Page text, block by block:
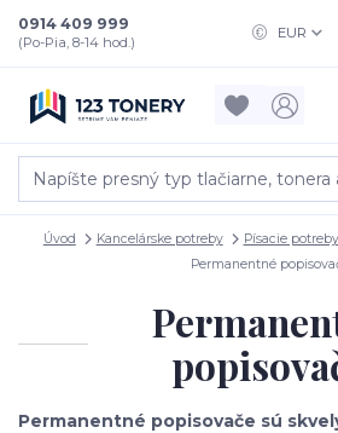
EUR
0914 409 999
(Po-Pia, 8-14 hod.)
Úvod Kancelárske potreby Písacie potreby
Permanentné
Permanentné popisovače sú